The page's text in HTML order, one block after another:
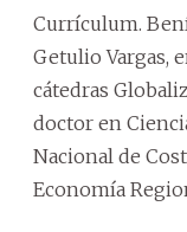
Currículum.
Getulio Vargas,
cátedras
doctor en
Nacional de
Economía